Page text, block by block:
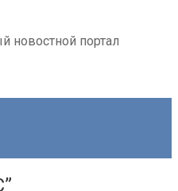
новостной портал